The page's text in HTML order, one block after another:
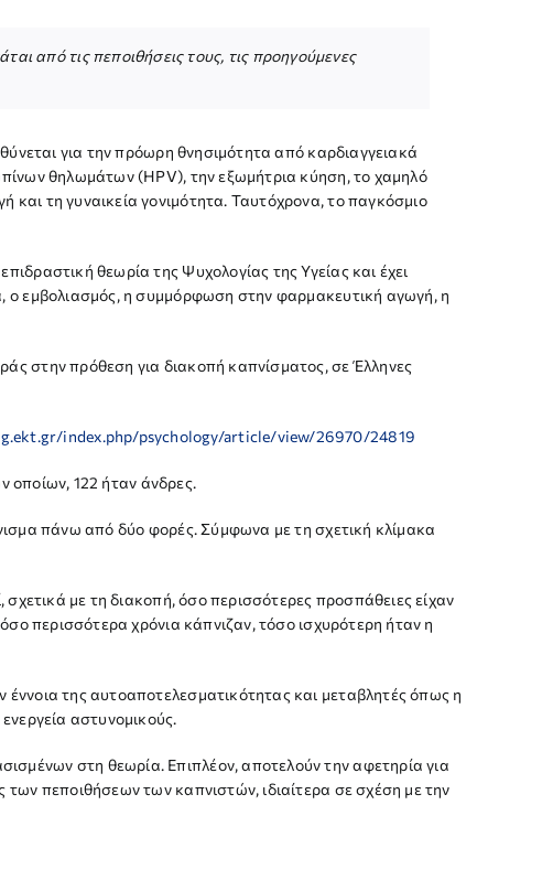
από τις πεποιθήσεις τους, τις προηγούμενες
για την πρόωρη θνησιμότητα από καρδιαγγειακά
θηλωμάτων (HPV), την εξωμήτρια κύηση, το χαμηλό
τη γυναικεία γονιμότητα. Ταυτόχρονα, το παγκόσμιο
θεωρία της Ψυχολογίας της Υγείας και έχει
ο εμβολιασμός, η συμμόρφωση στην φαρμακευτική αγωγή, η
στην πρόθεση για διακοπή καπνίσματος, σε Έλληνες
index.php/psychology/article/view/26970/24819
οποίων, 122 ήταν άνδρες.
πάνω από δύο φορές. Σύμφωνα με τη σχετική κλίμακα
με τη διακοπή, όσο περισσότερες προσπάθειες είχαν
περισσότερα χρόνια κάπνιζαν, τόσο ισχυρότερη ήταν η
της αυτοαποτελεσματικότητας και μεταβλητές όπως η
αστυνομικούς.
στη θεωρία. Επιπλέον, αποτελούν την αφετηρία για
των πεποιθήσεων των καπνιστών, ιδιαίτερα σε σχέση με την